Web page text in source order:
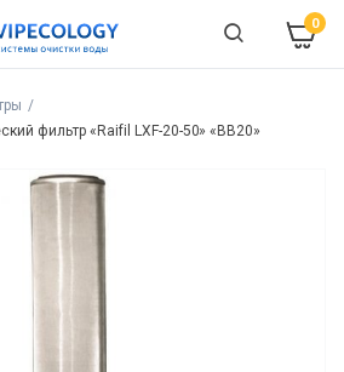
0
фильтр «Raifil LXF-20-50» «BB20»